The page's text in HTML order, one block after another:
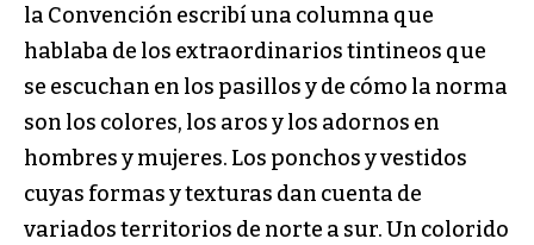
la Convención escribí una columna que
hablaba de los extraordinarios tintineos que
se escuchan en los pasillos y de cómo la norma
son los colores, los aros y los adornos en
hombres y mujeres. Los ponchos y vestidos
cuyas formas y texturas dan cuenta de
variados territorios de norte a sur. Un colorido